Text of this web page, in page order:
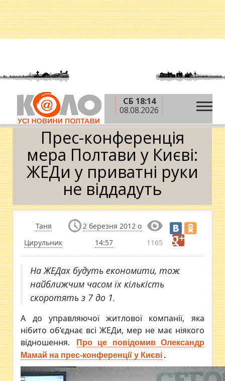
СБ 18:14
08.08.2026
Головна » Новини »
Прес-конференція мера
Полтави у Києві: ЖЕДи у приватні руки не віддадуть
Прес-конференція
мера Полтави у Києві:
ЖЕДи у приватні руки
не віддадуть
Таня
Цирульник
2 березня 2012 о
14:57
1165
На ЖЕДах будуть економити, тож
найближчим часом їх кількість
скоротять з 7 до 1.
А до управляючої житлової компанії, яка
нібито об’єднає всі ЖЕДи, мер не має ніякого
відношення.
Про це повідомив Олександр
Мамай на прес-конференції у Києві .